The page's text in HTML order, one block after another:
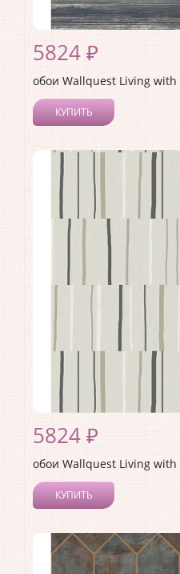
5824 ₽
обои Wallquest Living with
КУПИТЬ
Коллекция:Living with Art
Ширина рулона:
Материал покрытия:
Страна: США
Материал основы:
5824 ₽
обои Wallquest Living with
КУПИТЬ
Коллекция:Living with Art
Длина рулона:8.23
Ширина рулона: 0.68